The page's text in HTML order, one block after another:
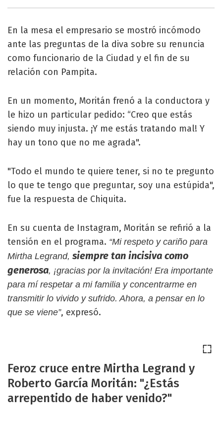
En la mesa el empresario se mostró incómodo
ante las preguntas de la diva sobre su renuncia
como funcionario de la Ciudad y el fin de su
relación con Pampita.
En un momento, Moritán frenó a la conductora y
le hizo un particular pedido: “Creo que estás
siendo muy injusta. ¡Y me estás tratando mal! Y
hay un tono que no me agrada".
"Todo el mundo te quiere tener, si no te pregunto
lo que te tengo que preguntar, soy una estúpida",
fue la respuesta de Chiquita.
En su cuenta de Instagram, Moritán se refirió a la
tensión en el programa. “Mi respeto y cariño para
Mirtha Legrand, siempre tan incisiva como
generosa, ¡gracias por la invitación! Era importante
para mí respetar a mi familia y concentrarme en
transmitir lo vivido y sufrido. Ahora, a pensar en lo
que se viene”, expresó.
Feroz cruce entre Mirtha Legrand y
Roberto García Moritán: "¿Estás
arrepentido de haber venido?"